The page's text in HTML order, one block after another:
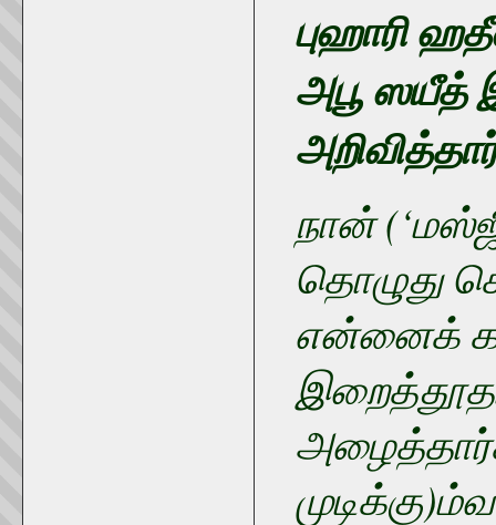
புஹாரி
அபூ ஸயீத்
நான்
தொழுது
என்னைக்